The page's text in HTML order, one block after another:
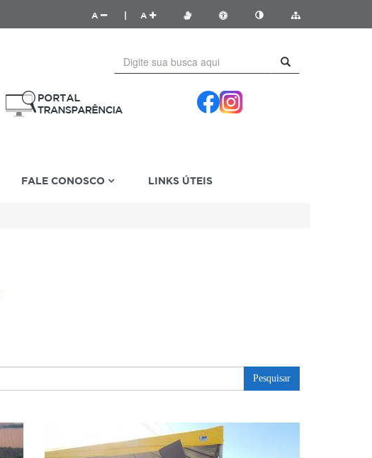
A A
FALE CONOSCO LINKS ÚTEIS
Pesquisar